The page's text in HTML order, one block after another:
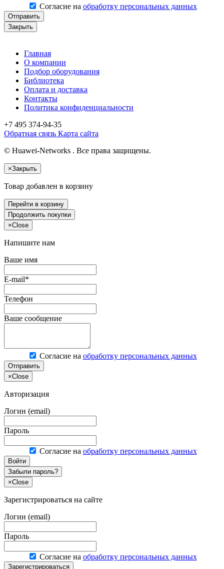
Согласие на обработку персональных данных
Отправить
Закрыть
Главная
О компании
Подбор оборудования
Библиотека
Оплата и доставка
Контакты
Политика конфиденциальности
+7 495 374-94-35
Обратная связь Карта сайта
© Huawei-Networks . Все права защищены.
×Закрыть
Товар добавлен в корзину
Перейти в корзину
Продолжить покупки
×Close
Напишите нам
Ваше имя
E-mail*
Телефон
Ваше сообщение
Согласие на обработку персональных данных
Отправить
×Close
Авторизация
Логин (email)
Пароль
Согласие на обработку персональных данных
Войти
Забыли пароль?
×Close
Зарегистрироваться на сайте
Логин (email)
Пароль
Согласие на обработку персональных данных
Зарегистрироваться